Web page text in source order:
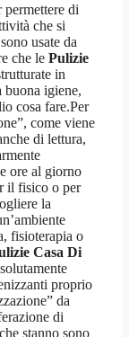
permettere di
che si
usate da
che le Pulizie
in
buona igiene,
cosa fare.Per
come viene
di lettura,
ore al giorno
il fisico o per
la
fisioterapia o
Casa Di
proprio
da
di
stanno sono